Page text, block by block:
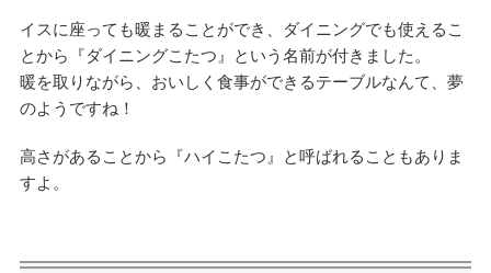
イスに座っても暖まることができ、ダイニングでも使えるこ
とから『ダイニングこたつ』という名前が付きました。
暖を取りながら、おいしく食事ができるテーブルなんて、夢
のようですね！
高さがあることから『ハイこたつ』と呼ばれることもありま
すよ。